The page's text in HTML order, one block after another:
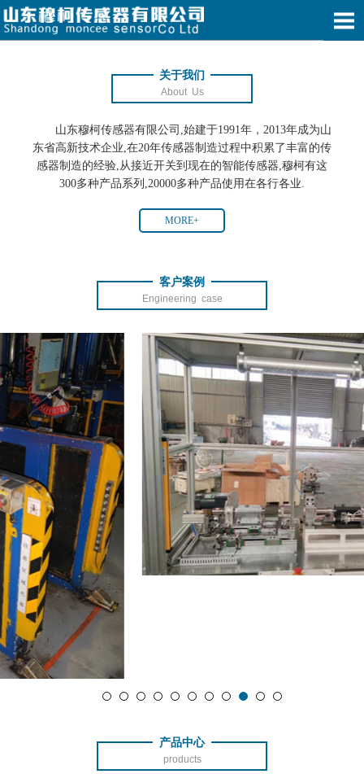
关于我们
About Us
山东穆柯传感器有限公司,始建于1991年，2013年成为山
东省高新技术企业,在20年传感器制造过程中积累了丰富的传
感器制造的经验,从接近开关到现在的智能传感器,穆柯有这
300多种产品系列,20000多种产品使用在各行各业.
MORE+
客户案例
Engineering case
产品中心
products